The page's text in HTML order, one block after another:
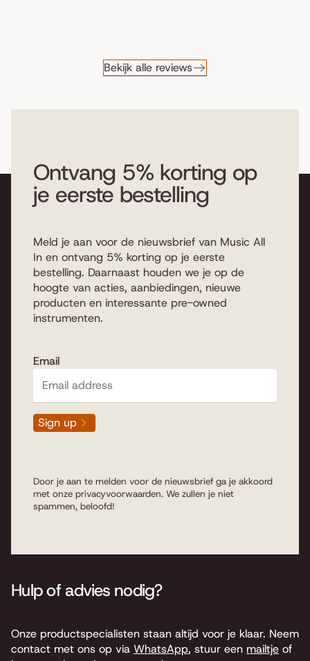
Bekijk alle reviews
Ontvang 5% korting op
je eerste bestelling
Meld je aan voor de nieuwsbrief van Music All
In en ontvang 5% korting op je eerste
bestelling. Daarnaast houden we je op de
hoogte van acties, aanbiedingen, nieuwe
producten en interessante pre-owned
instrumenten.
Email
Sign up
Door je aan te melden voor de nieuwsbrief ga je akkoord
met onze privacyvoorwaarden. We zullen je niet
spammen, beloofd!
Hulp of advies nodig?
Onze productspecialisten staan altijd voor je klaar. Neem
contact met ons op via WhatsApp, stuur een mailtje of